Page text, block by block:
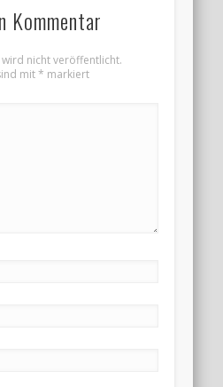
Kommentar
wird nicht veröffentlicht.
mit* markiert